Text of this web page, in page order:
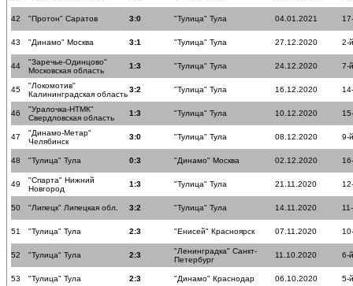
42 "Протон" Саратов 3:0 "Тулица" Тула 04.01.2021
43 "Динамо" Москва 3:1 "Тулица" Тула 27.12.2020 2-
44
"Заречье-Одинцово"
Московская область
1:3 "Тулица" Тула 24.12.2020 7-
45
"Локомотив"
Калининградская область
3:2 "Тулица" Тула 16.12.2020
46
"Уралочка-НТМК"
Свердловская область
1:3 "Тулица" Тула 10.12.2020
47
"Динамо-Метар"
Челябинск
3:0 "Тулица" Тула 08.12.2020 9-
48 "Тулица" Тула 0:3 "Динамо" Москва 02.12.2020
49
"Спарта" Нижний
Новгород
1:3 "Тулица" Тула 21.11.2020
50 "Липецк" Липецкая обл. 3:2 "Тулица" Тула 14.11.2020
51 "Тулица" Тула 2:3 "Енисей" Красноярск 07.11.2020
52 "Тулица" Тула 2:3
"Ленинградка" Санкт-
Петербург
11.10.2020 6-
53 "Тулица" Тула 2:3 "Динамо" Краснодар 06.10.2020 5-